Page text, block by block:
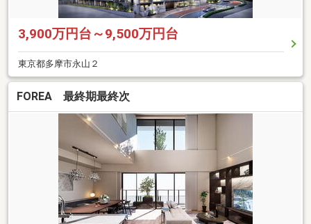
3,900万円台～9,500万円台
東京都多摩市永山２
FOREA 最終期最終次